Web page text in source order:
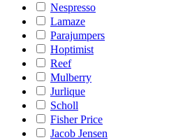
Nespresso
Lamaze
Parajumpers
Hoptimist
Reef
Mulberry
Jurlique
Scholl
Fisher Price
Jacob Jensen